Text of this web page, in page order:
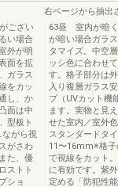
ござい
い場合
外が明
面を拡
ガラス
をカッ
し、か
面は中
型板ト
がら視
がさわ
た、優
ストト
ショ
右ページから抽出
63昼 室内が暗
が暗い場合ガラ
タマイズ。中空
ッシ色に合わせ
す。格子部分は
入り複層ガラス
プ（UVカット機
ます。実物と見
せた室内／室外
スタンダードタ
11〜16mm※格子
で視線をカット
に有効です。紫
定める「防犯性